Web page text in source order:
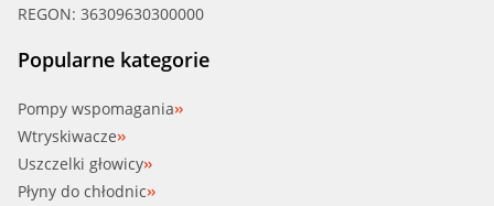
REGON: 36309630300000
Popularne kategorie
Pompy wspomagania
Wtryskiwacze
Uszczelki głowicy
Płyny do chłodnic